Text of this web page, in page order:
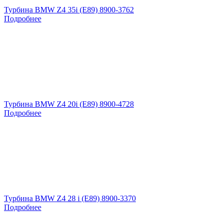
Турбина BMW Z4 35i (E89) 8900-3762
Подробнее
Турбина BMW Z4 20i (E89) 8900-4728
Подробнее
Турбина BMW Z4 28 i (E89) 8900-3370
Подробнее